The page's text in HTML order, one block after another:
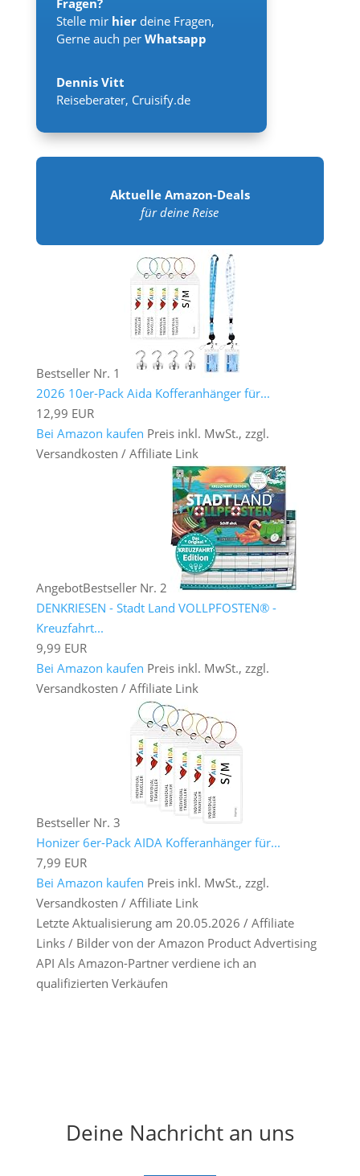
Stelle mir hier deine Fragen,
Gerne auch per Whatsapp
Dennis Vitt
Reiseberater, Cruisify.de
Aktuelle Amazon-Deals
für deine Reise
Bestseller Nr. 1
2026 10er-Pack Aida Kofferanhänger für...
12,99 EUR
Bei Amazon kaufen Preis inkl. MwSt., zzgl.
Versandkosten / Affiliate Link
AngebotBestseller Nr. 2
DENKRIESEN - Stadt Land VOLLPFOSTEN® -
Kreuzfahrt...
9,99 EUR
Bei Amazon kaufen Preis inkl. MwSt., zzgl.
Versandkosten / Affiliate Link
Bestseller Nr. 3
Honizer 6er-Pack AIDA Kofferanhänger für...
7,99 EUR
Bei Amazon kaufen Preis inkl. MwSt., zzgl.
Versandkosten / Affiliate Link
Letzte Aktualisierung am 20.05.2026 / Affiliate
Links / Bilder von der Amazon Product Advertising
API Als Amazon-Partner verdiene ich an
qualifizierten Verkäufen
Deine Nachricht an uns